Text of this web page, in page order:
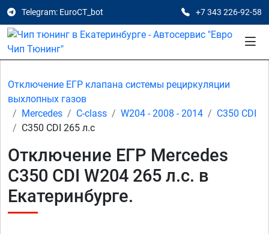
Telegram: EuroCT_bot +7 343 226-92-58
Отключение ЕГР клапана системы рециркуляции
выхлопных газов
Mercedes
C-class W204 - 2008 - 2014
C350 CDI
C350 CDI 265 л.с
Отключение ЕГР Mercedes
C350 CDI W204 265 л.с. в
Екатеринбурге.